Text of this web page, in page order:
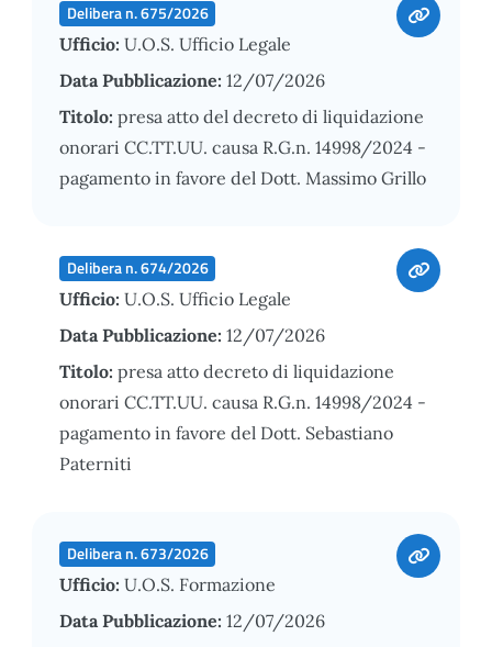
Delibera n. 675/2026
Ufficio: U.O.S. Ufficio Legale
Data Pubblicazione: 12/07/2026
Titolo: presa atto del decreto di liquidazione
onorari CC.TT.UU. causa R.G.n. 14998/2024 -
pagamento in favore del Dott. Massimo Grillo
Delibera n. 674/2026
Ufficio: U.O.S. Ufficio Legale
Data Pubblicazione: 12/07/2026
Titolo: presa atto decreto di liquidazione
onorari CC.TT.UU. causa R.G.n. 14998/2024 -
pagamento in favore del Dott. Sebastiano
Paterniti
Delibera n. 673/2026
Ufficio: U.O.S. Formazione
Data Pubblicazione: 12/07/2026